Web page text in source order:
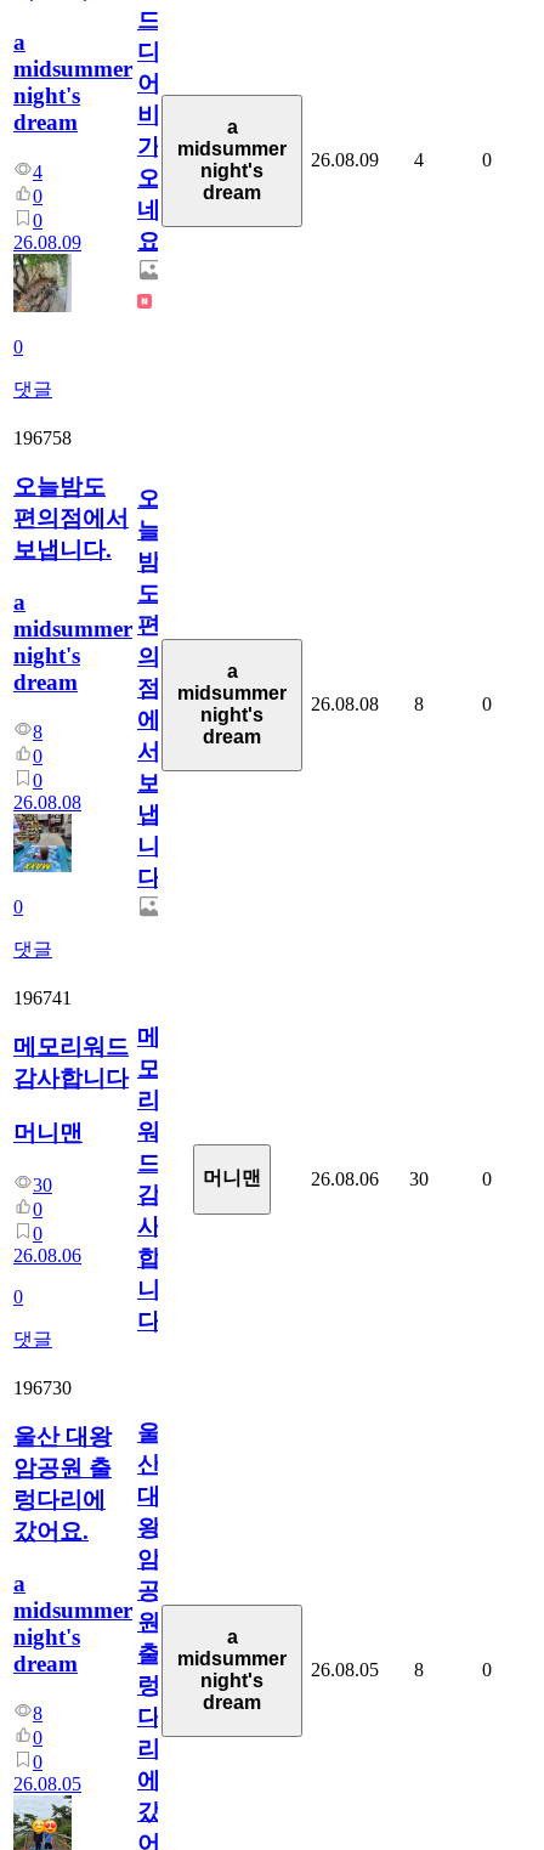
a
midsummer
night's
dream
4
0
0
26.08.09
0
댓글
드
디
어
비
가
오
네
요.
a
midsummer
night's
dream
26.08.09 4 0
196758
오늘밤도
편의점에서
보냅니다.
a
midsummer
night's
dream
8
0
0
26.08.08
0
댓글
오
늘
밤
도
편
의
점
에
서
보
냅
니
다.
a
midsummer
night's
dream
26.08.08 8 0
196741
메모리워드
감사합니다
머니맨
30
0
0
26.08.06
0
댓글
메
모
리
워
드
감
사
합
니
다
머니맨 26.08.06 30 0
196730
울산 대왕
암공원 출
렁다리에
갔어요.
a
midsummer
night's
dream
8
0
0
26.08.05
울
산
대
왕
암
공
원
출
렁
다
리
에
갔
어
a
midsummer
night's
dream
26.08.05 8 0